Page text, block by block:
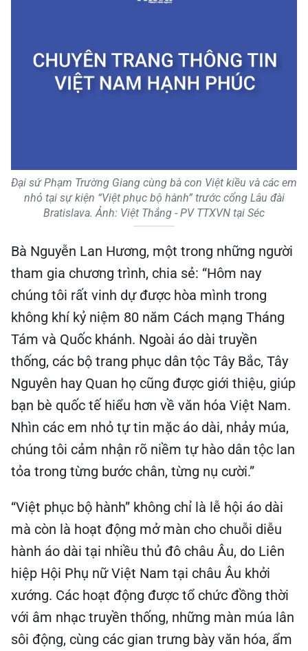
Đại sứ Phạm Trường Giang cùng bà con Việt kiều và các em
nhỏ tại sự kiện “Việt phục bộ hành” trước cổng Lâu đài
Bratislava. Ảnh: Việt Thắng - PV TTXVN tại Séc
Bà Nguyễn Lan Hương, một trong những người
tham gia chương trình, chia sẻ: “Hôm nay
chúng tôi rất vinh dự được hòa mình trong
không khí kỷ niệm 80 năm Cách mạng Tháng
Tám và Quốc khánh. Ngoài áo dài truyền
thống, các bộ trang phục dân tộc Tây Bắc, Tây
Nguyên hay Quan họ cũng được giới thiệu, giúp
bạn bè quốc tế hiểu hơn về văn hóa Việt Nam.
Nhìn các em nhỏ tự tin mặc áo dài, nhảy múa,
chúng tôi cảm nhận rõ niềm tự hào dân tộc lan
tỏa trong từng bước chân, từng nụ cười.”
“Việt phục bộ hành” không chỉ là lễ hội áo dài
mà còn là hoạt động mở màn cho chuỗi diễu
hành áo dài tại nhiều thủ đô châu Âu, do Liên
hiệp Hội Phụ nữ Việt Nam tại châu Âu khởi
xướng. Các hoạt động được tổ chức đồng thời
với âm nhạc truyền thống, những màn múa lân
sôi động, cùng các gian trưng bày văn hóa, ẩm